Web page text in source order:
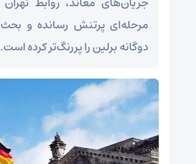
مرحله‌ای پرتنش رسانده و بحث
دوگانه برلین را پررنگ‌تر کرده است.